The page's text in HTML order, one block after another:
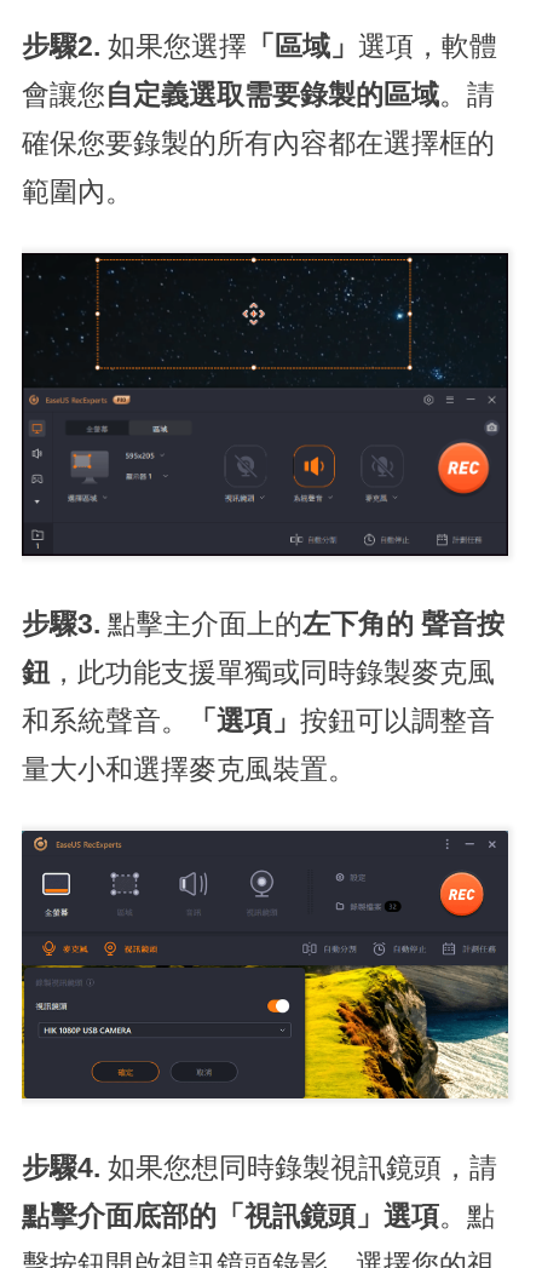
步驟2. 如果您選擇 「區域」 選項，軟體
會讓您自定義選取需要錄製的區域。請
確保您要錄製的所有內容都在選擇框的
範圍內。
步驟3. 點擊主介面上的左下角的 聲音按
鈕，此功能支援單獨或同時錄製麥克風
和系統聲音。
「選項」 按鈕可以調整音
量大小和選擇麥克風裝置。
步驟4. 如果您想同時錄製視訊鏡頭，請
點擊介面底部的「視訊鏡頭」選項。點